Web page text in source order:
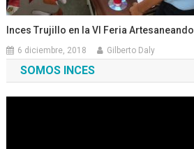
Inces Trujillo en la VI Feria Artesaneando
6 diciembre, 2018 Gilberto Daly
SOMOS INCES